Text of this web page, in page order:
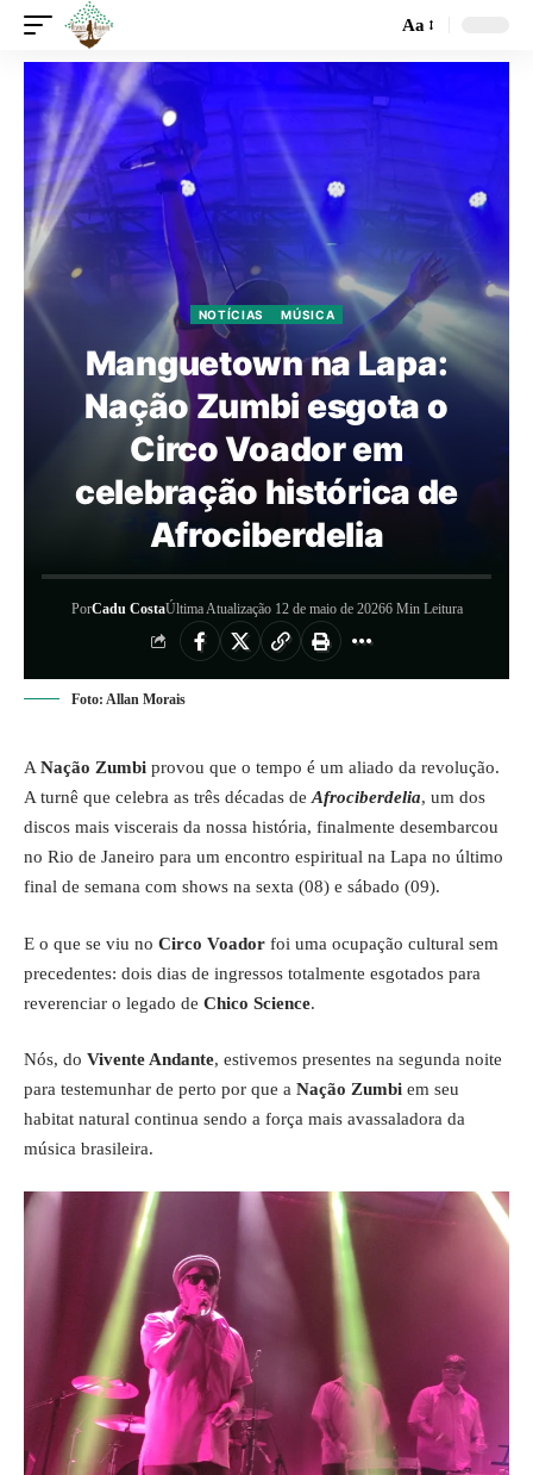
Aa
NOTÍCIAS MÚSICA
Manguetown na Lapa:
Nação Zumbi esgota o
Circo Voador em
celebração histórica de
Afrociberdelia
PorCadu CostaÚltima Atualização 12 de maio de 20266 Min Leitura
Foto: Allan Morais
A Nação Zumbi provou que o tempo é um aliado da revolução.
A turnê que celebra as três décadas de Afrociberdelia, um dos
discos mais viscerais da nossa história, finalmente desembarcou
no Rio de Janeiro para um encontro espiritual na Lapa no último
final de semana com shows na sexta (08) e sábado (09).
E o que se viu no Circo Voador foi uma ocupação cultural sem
precedentes: dois dias de ingressos totalmente esgotados para
reverenciar o legado de Chico Science.
Nós, do Vivente Andante, estivemos presentes na segunda noite
para testemunhar de perto por que a Nação Zumbi em seu
habitat natural continua sendo a força mais avassaladora da
música brasileira.